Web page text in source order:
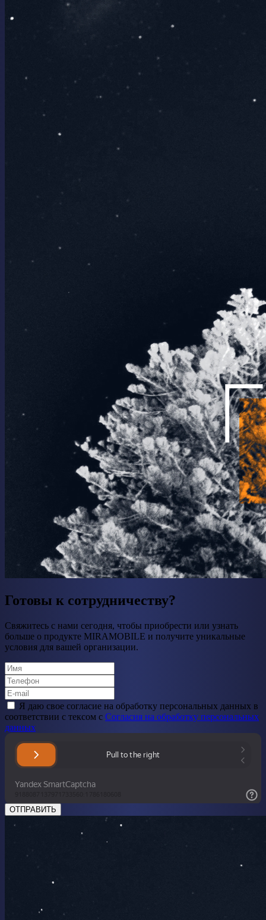
Готовы к сотрудничеству?
Свяжитесь с нами сегодня, чтобы приобрести или узнать
больше о продукте MIRAMOBILE и получите уникальные
условия для вашей организации.
Я даю свое cогласие на обработку персональных данных в
соответствии с тексом с Согласия на обработку персональных
данных
ОТПРАВИТЬ